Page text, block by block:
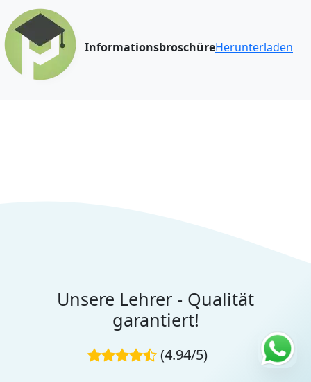
InformationsbroschüreHerunterladen
Unsere Lehrer - Qualität
garantiert!
(4.94/5)